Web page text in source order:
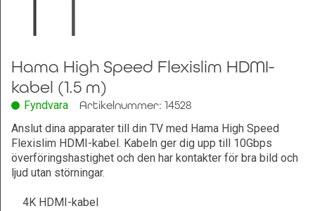
Hama High Speed Flexislim HDMI-
kabel (1.5 m)
Fyndvara
Artikelnummer: 14528
Anslut dina apparater till din TV med Hama High Speed
Flexislim HDMI-kabel. Kabeln ger dig upp till 10Gbps
överföringshastighet och den har kontakter för bra bild och
ljud utan störningar.
4K HDMI-kabel